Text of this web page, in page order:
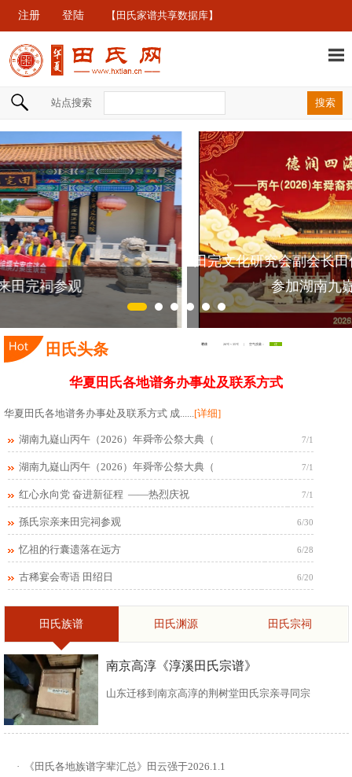
注册 登陆 【田氏家谱共享数据库】
站点搜索
孫氏宗亲来田完祠参观
田氏头条
华夏田氏各地谱务办事处及联系方式
华夏田氏各地谱务办事处及联系方式 成......[详细]
湖南九嶷山丙午（2026）年舜帝公祭大典（ 7/1
湖南九嶷山丙午（2026）年舜帝公祭大典（ 7/1
红心永向党 奋进新征程 ——热烈庆祝 7/1
孫氏宗亲来田完祠参观 6/30
忆祖的行囊遗落在远方 6/28
古稀宴会寄语 田绍日 6/20
田氏族谱 田氏渊源 田氏宗祠
南京高淳《淳溪田氏宗谱》
山东迁移到南京高淳的荆树堂田氏宗亲寻同宗
· 《田氏各地族谱字辈汇总》田云强于2026.1.1